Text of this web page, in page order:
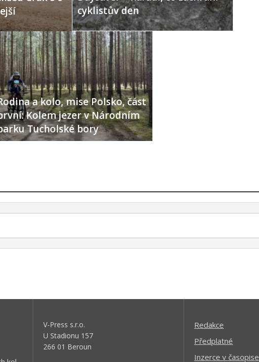
cyklistův den
a kolo, mise Polsko, část
Kolem jezer v Národním
Tucholské bory
V-Press s.r.o.
U Stadionu 157
266 01 Beroun
Redakce
Předplatné
Inzerce v časopise